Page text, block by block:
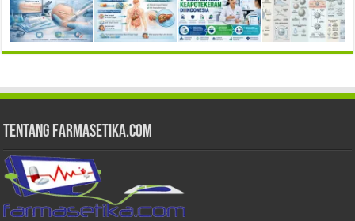
Tentang Farmasetika.com